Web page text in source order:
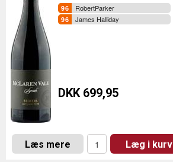
RobertParker
James Halliday
DKK 699,95
Læs mere Læg i kurv